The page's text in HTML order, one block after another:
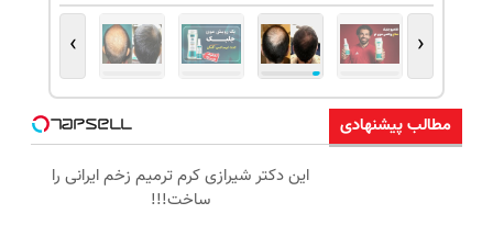
‹
›
مطالب پیشنهادی
این دکتر شیرازی کرم ترمیم زخم ایرانی را
ساخت!!!